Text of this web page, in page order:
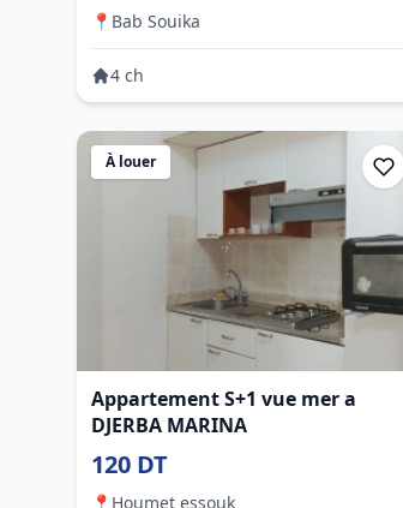
📍 Bab Souika
4 ch
À louer
Appartement S+1 vue mer a
DJERBA MARINA
120 DT
📍 Houmet essouk